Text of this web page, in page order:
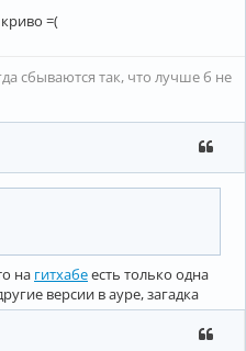
=(
сбываются так, что лучше б не
на гитхабеесть только одна
версии в ауре, загадка